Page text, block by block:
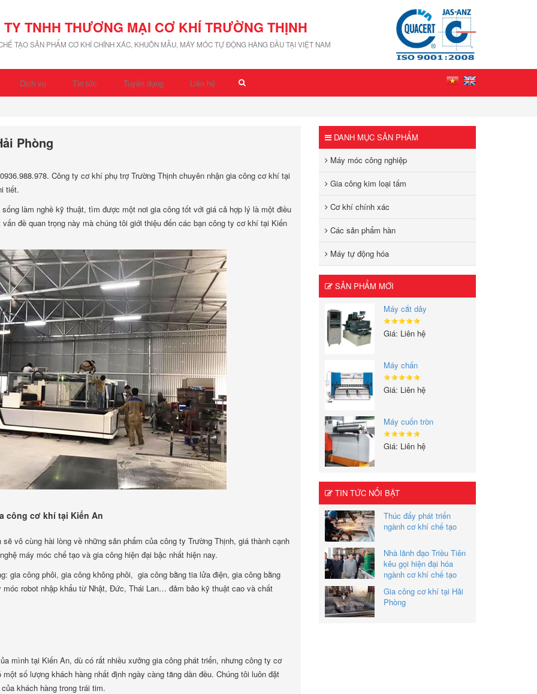
TY TNHH THƯƠNG MẠI CƠ KHÍ TRƯỜNG THỊNH
TẠO SẢN PHẨM CƠ KHÍ CHÍNH XÁC, KHUÔN MẪU, MÁY MÓC TỰ ĐỘNG HÀNG ĐẦU TẠI VIỆT NAM
Dịch vụ Tin tức Tuyển dụng Liên hệ
Phòng
Công ty cơ khí phụ trợ Trường Thịnh chuyên nhận gia công cơ khí tại
tiết.
làm nghề kỹ thuật, tìm được một nơi gia công tốt với giá cả hợp lý là một điều
đề quan trọng này mà chúng tôi giới thiệu đến các bạn công ty cơ khí tại Kiến
công cơ khí tại Kiến An
vô cùng hài lòng về những sản phẩm của công ty Trường Thịnh, giá thành cạnh
máy móc chế tạo và gia công hiện đại bậc nhất hiện nay.
gia công phôi, gia công không phôi, gia công bằng tia lửa điện, gia công bằng
robot nhập khẩu từ Nhật, Đức, Thái Lan… đảm bảo kỹ thuật cao và chất
mình tại Kiến An, dù có rất nhiều xưởng gia công phát triển, nhưng công ty cơ
số lượng khách hàng nhất định ngày càng tăng dần đều. Chúng tôi luôn đặt
khách hàng trong trái tim.
DANH MỤC SẢN PHẨM
Máy móc công nghiệp
Gia công kim loại tấm
Cơ khí chính xác
Các sản phẩm hàn
Máy tự động hóa
SẢN PHẨM MỚI
Máy cắt dây
Giá: Liên hệ
Máy chấn
Giá: Liên hệ
Máy cuốn tròn
Giá: Liên hệ
TIN TỨC NỔI BẬT
Thúc đẩy phát triển
ngành cơ khí chế tạo
Nhà lãnh đạo Triều Tiên
kêu gọi hiện đại hóa
ngành cơ khí chế tạo
Gia công cơ khí tại Hải
Phòng